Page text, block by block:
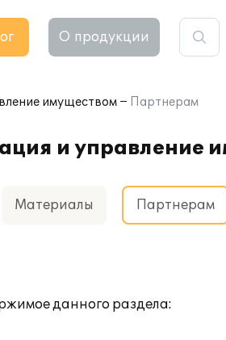
О продукции
имуществом Партнерам
и управление
Материалы Партнерам
данного раздела: